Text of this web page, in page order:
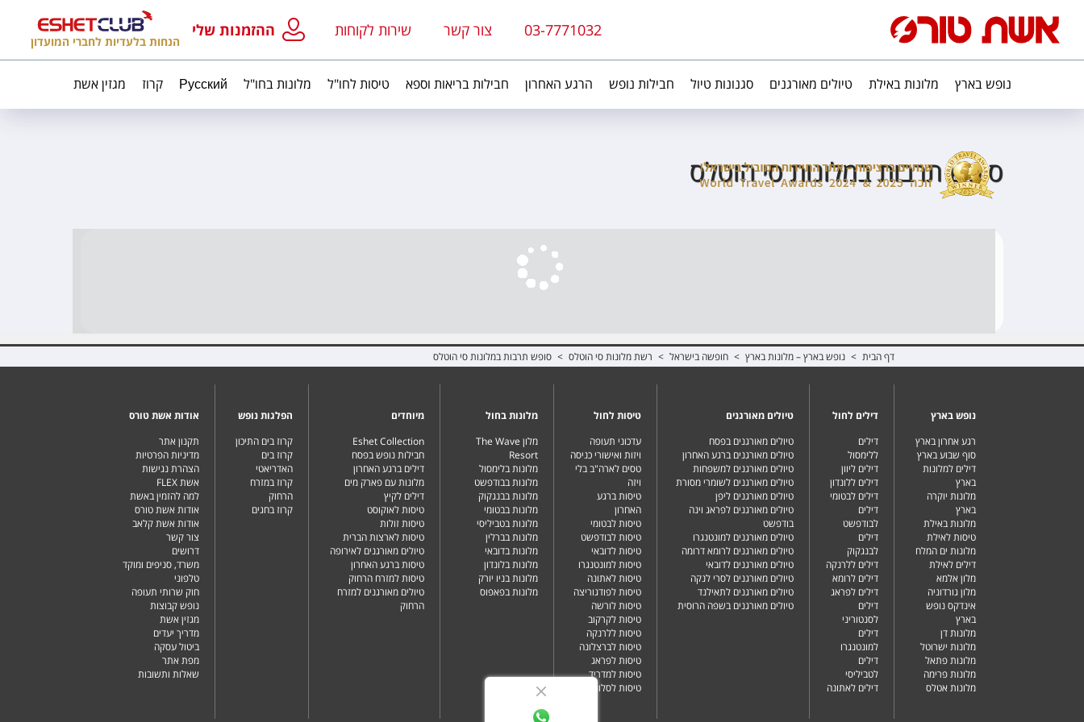
03-7771032 צור קשר שירות לקוחות ההזמנות שלי
הנחות בלעדיות לחברי המועדון
נופש בארץ מלונות באילת טיולים מאורגנים סגנונות טיול חבילות נופש הרגע האחרון חבילות בריאות וספא טיסות לחו"ל מלונות בחו"ל Русский קרוז מגזין אשת
סופש תרבות במלונות סי הוטלס
דף הבית > נופש בארץ – מלונות בארץ > חופשה בישראל > רשת מלונות סי הוטלס > סופש תרבות במלונות סי הוטלס
נופש בארץ
רגע אחרון בארץ
סוף שבוע בארץ
דילים למלונות
בארץ
מלונות יוקרה
בארץ
מלונות באילת
טיסות לאילת
מלונות ים המלח
דילים לאילת
מלון אלמא
מלון גורדוניה
אינדקס נופש
בארץ
מלונות דן
מלונות ישרוטל
מלונות פתאל
מלונות פרימה
מלונות אטלס
דילים לחול
דילים
ללימסול
דילים ליוון
דילים ללונדון
דילים לבטומי
דילים
לבודפשט
דילים
לבנגקוק
דילים ללרנקה
דילים לרומא
דילים לפראג
דילים
לסנטוריני
דילים
למונטנגרו
דילים
לטביליסי
דילים לאתונה
טיולים מאורגנים
טיולים מאורגנים בפסח
טיולים מאורגנים ברגע האחרון
טיולים מאורגנים למשפחות
טיולים מאורגנים לשומרי מסורת
טיולים מאורגנים ליפן
טיולים מאורגנים לפראג וינה
בודפשט
טיולים מאורגנים למונטנגרו
טיולים מאורגנים לרומא דרומה
טיולים מאורגנים לדובאי
טיולים מאורגנים לסרי לנקה
טיולים מאורגנים לתאילנד
טיולים מאורגנים בשפה הרוסית
טיסות לחול
עדכוני תעופה
ויזות ואישורי כניסה
טסים לארה"ב בלי
ויזה
טיסות ברגע
האחרון
טיסות לבטומי
טיסות לבודפשט
טיסות לדובאי
טיסות למונטנגרו
טיסות לאתונה
טיסות לפודגוריצה
טיסות לורשה
טיסות לקרקוב
טיסות ללרנקה
טיסות לברצלונה
טיסות לפראג
טיסות למדריד
טיסות לסלוניקי
מלונות בחול
מלון The Wave
Resort
מלונות בלימסול
מלונות בבודפשט
מלונות בבנגקוק
מלונות בבטומי
מלונות בטביליסי
מלונות בברלין
מלונות בדובאי
מלונות בלונדון
מלונות בניו יורק
מלונות בפאפוס
מיוחדים
Eshet Collection
חבילות נופש בפסח
דילים ברגע האחרון
מלונות עם פארק מים
דילים לקיץ
טיסות לאוקוסט
טיסות זולות
טיסות לארצות הברית
טיולים מאורגנים לאירופה
טיסות ברגע האחרון
טיסות למזרח הרחוק
טיולים מאורגנים למזרח
הרחוק
הפלגות נופש
קרוז בים התיכון
קרוז בים
האדריאטי
קרוז במזרח
הרחוק
קרוז בחגים
אודות אשת טורס
תקנון אתר
מדיניות הפרטיות
הצהרת נגישות
אשת FLEX
למה להזמין באשת
אודות אשת טורס
אודות אשת קלאב
צור קשר
דרושים
משרד, סניפים ומוקד
טלפוני
חוק שרותי תעופה
נופש קבוצות
מגזין אשת
מדריך יעדים
ביטול עסקה
מפת אתר
שאלות ותשובות